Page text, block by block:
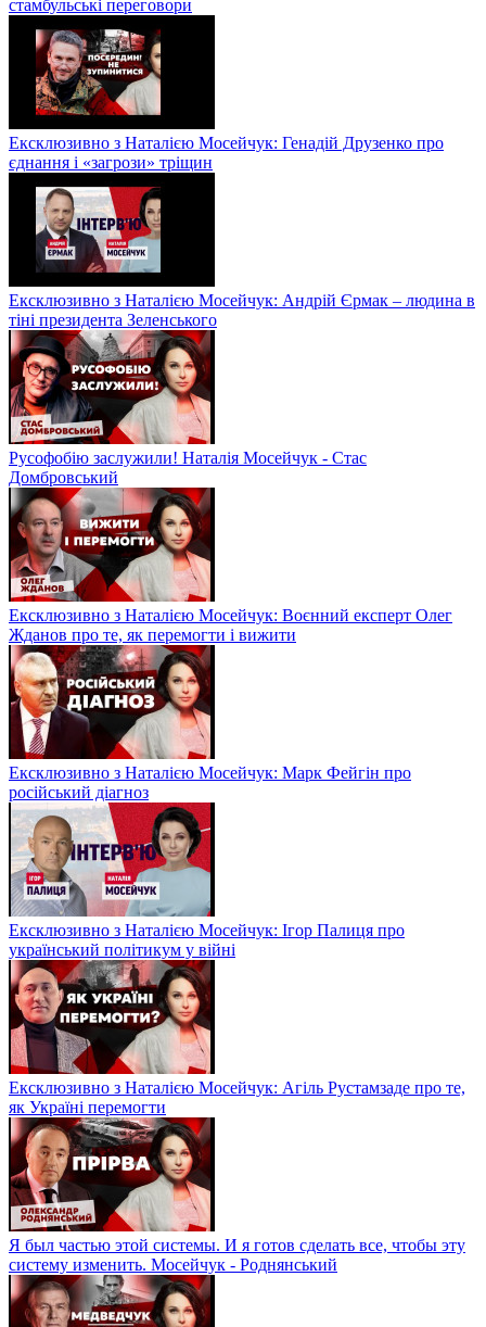
стамбульські переговори
Ексклюзивно з Наталією Мосейчук: Генадій Друзенко про
єднання і «загрози» тріщин
Ексклюзивно з Наталією Мосейчук: Андрій Єрмак – людина в
тіні президента Зеленського
Русофобію заслужили! Наталія Мосейчук - Стас
Домбровський
Ексклюзивно з Наталією Мосейчук: Воєнний експерт Олег
Жданов про те, як перемогти і вижити
Ексклюзивно з Наталією Мосейчук: Марк Фейгін про
російський діагноз
Ексклюзивно з Наталією Мосейчук: Ігор Палиця про
український політикум у війні
Ексклюзивно з Наталією Мосейчук: Агіль Рустамзаде про те,
як Україні перемогти
Я был частью этой системы. И я готов сделать все, чтобы эту
систему изменить. Мосейчук - Роднянський